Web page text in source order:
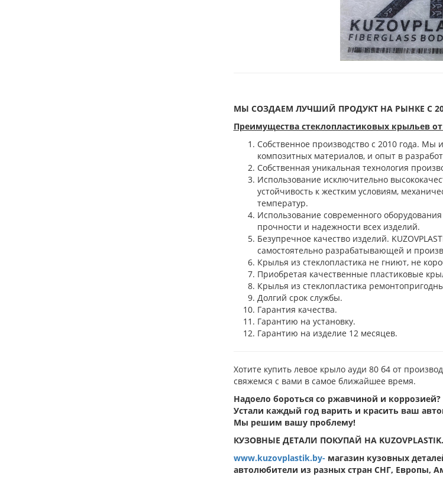
МЫ СОЗДАЕМ ЛУЧШИЙ ПРОДУКТ НА РЫНКЕ С
Преимущества стеклопластиковых крыльев
Собственное производство с 2010 года.
композитных материалов, и опыт в
Собственная уникальная технология
Использование исключительно
устойчивость к жестким условиям,
температур.
Использование современного
прочности и надежности всех изделий.
Безупречное качество изделий.
самостоятельно разрабатывающей и
Крылья из стеклопластика не гниют, не
Приобретая качественные пластиковые
Крылья из стеклопластика
Долгий срок службы.
Гарантия качества.
Гарантию на установку.
Гарантию на изделие 12 месяцев.
Хотите купить левое крыло ауди 80 б4 от
свяжемся с вами в самое ближайшее время.
Надоело бороться со ржавчиной и коррозией?
Устали каждый год варить и красить ваш
Мы решим вашу проблему!
КУЗОВНЫЕ ДЕТАЛИ ПОКУПАЙ НА
www.kuzovplastik.by- магазин кузовных
автолюбители из разных стран СНГ, Европы,